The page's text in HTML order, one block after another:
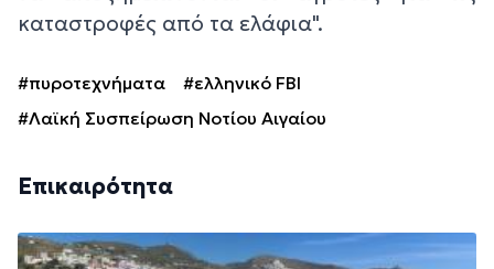
καταστροφές από τα ελάφια".
#πυροτεχνήματα
#ελληνικό FBI
#Λαϊκή Συσπείρωση Νοτίου Αιγαίου
Επικαιρότητα